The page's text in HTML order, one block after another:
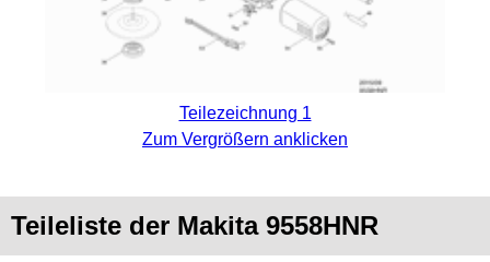
Teilezeichnung 1
Zum Vergrößern anklicken
Teileliste der Makita 9558HNR